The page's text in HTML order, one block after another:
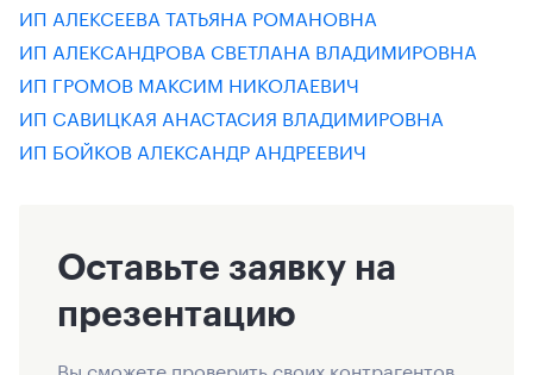
ИП АЛЕКСЕЕВА ТАТЬЯНА РОМАНОВНА
ИП АЛЕКСАНДРОВА СВЕТЛАНА ВЛАДИМИРОВНА
ИП ГРОМОВ МАКСИМ НИКОЛАЕВИЧ
ИП САВИЦКАЯ АНАСТАСИЯ ВЛАДИМИРОВНА
ИП БОЙКОВ АЛЕКСАНДР АНДРЕЕВИЧ
Оставьте заявку на
презентацию
Вы сможете проверить своих контрагентов